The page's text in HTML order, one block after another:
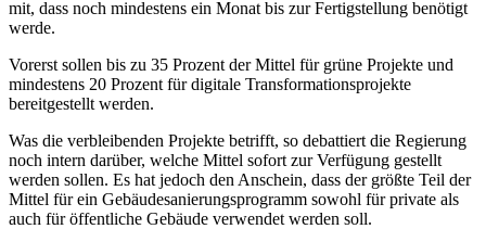
mit, dass noch mindestens ein Monat bis zur Fertigstellung benötigt
werde.
Vorerst sollen bis zu 35 Prozent der Mittel für grüne Projekte und
mindestens 20 Prozent für digitale Transformationsprojekte
bereitgestellt werden.
Was die verbleibenden Projekte betrifft, so debattiert die Regierung
noch intern darüber, welche Mittel sofort zur Verfügung gestellt
werden sollen. Es hat jedoch den Anschein, dass der größte Teil der
Mittel für ein Gebäudesanierungsprogramm sowohl für private als
auch für öffentliche Gebäude verwendet werden soll.